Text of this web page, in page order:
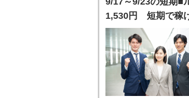
1,530円 短期で稼